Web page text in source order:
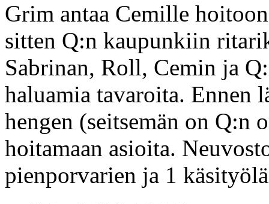
Grim antaa Cemille
sitten Q:n kaupunkiin
Sabrinan, Roll, Cemin ja
haluamia tavaroita. Ennen
hengen (seitsemän on Q:n
hoitamaan asioita.
pienporvarien ja 1